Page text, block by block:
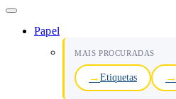
Papel
MAIS PROCURADAS
Etiquetas